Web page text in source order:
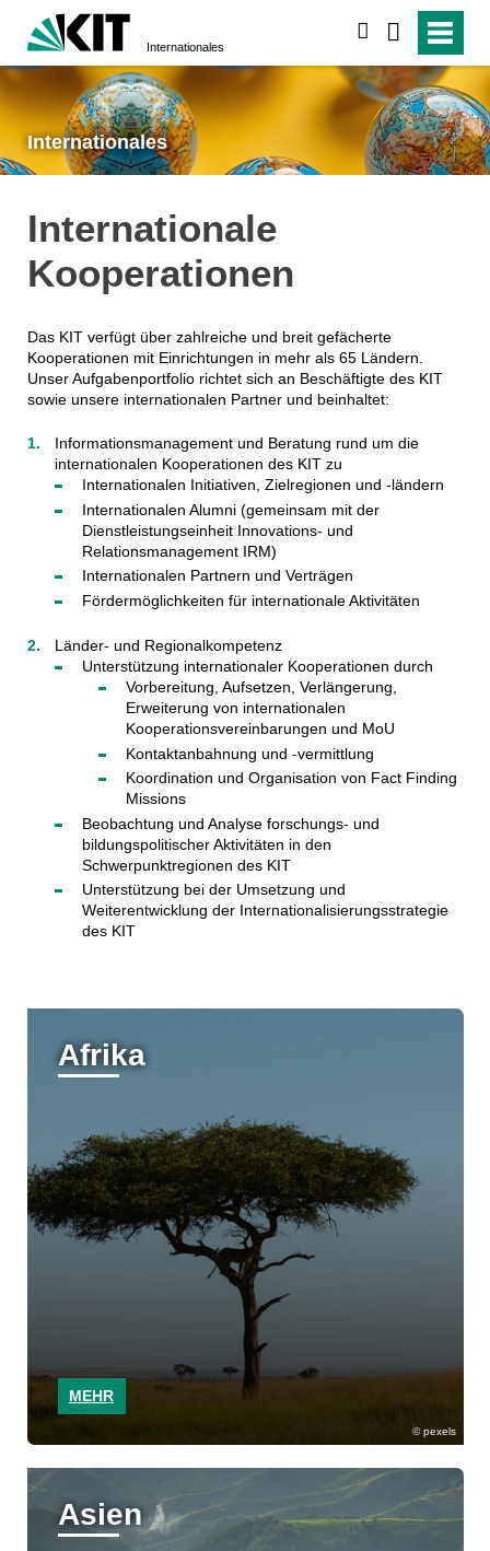
Internationales
Internationales
Internationale
Kooperationen
Das KIT verfügt über zahlreiche und breit gefächerte
Kooperationen mit Einrichtungen in mehr als 65 Ländern.
Unser Aufgabenportfolio richtet sich an Beschäftigte des KIT
sowie unsere internationalen Partner und beinhaltet:
Informationsmanagement und Beratung rund um die
internationalen Kooperationen des KIT zu
Internationalen Initiativen, Zielregionen und -ländern
Internationalen Alumni (gemeinsam mit der
Dienstleistungseinheit Innovations- und
Relationsmanagement IRM)
Internationalen Partnern und Verträgen
Fördermöglichkeiten für internationale Aktivitäten
Länder- und Regionalkompetenz
Unterstützung internationaler Kooperationen durch
Vorbereitung, Aufsetzen, Verlängerung,
Erweiterung von internationalen
Kooperationsvereinbarungen und MoU
Kontaktanbahnung und -vermittlung
Koordination und Organisation von Fact Finding
Missions
Beobachtung und Analyse forschungs- und
bildungspolitischer Aktivitäten in den
Schwerpunktregionen des KIT
Unterstützung bei der Umsetzung und
Weiterentwicklung der Internationalisierungsstrategie
des KIT
pexels
Afrika
MEHR
Asien